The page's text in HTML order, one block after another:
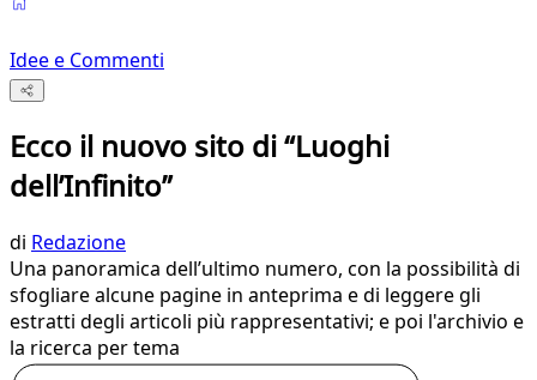
Idee e Commenti
Ecco il nuovo sito di “Luoghi
dell’Infinito”
di Redazione
Una panoramica dell’ultimo numero, con la possibilità di
sfogliare alcune pagine in anteprima e di leggere gli
estratti degli articoli più rappresentativi; e poi l'archivio e
la ricerca per tema